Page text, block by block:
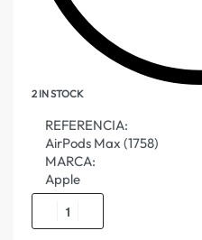
2 IN STOCK
REFERENCIA:
AirPods Max (1758)
MARCA:
Apple